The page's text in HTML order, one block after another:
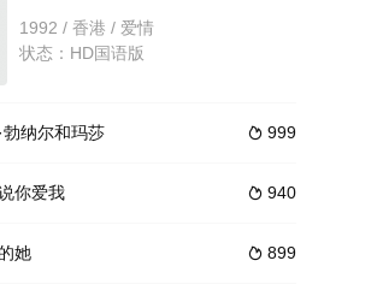
1992 / 香港 / 爱情
状态：HD国语版
 999
勃纳尔和玛莎
 940
你爱我
 899
她